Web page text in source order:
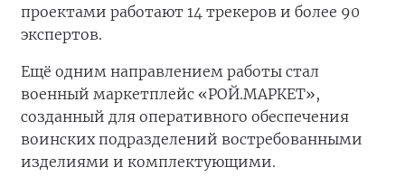
проектами работают 14 трекеров и более 90
экспертов.
Ещё одним направлением работы стал
военный маркетплейс «РОЙ.МАРКЕТ»,
созданный для оперативного обеспечения
воинских подразделений востребованными
изделиями и комплектующими.